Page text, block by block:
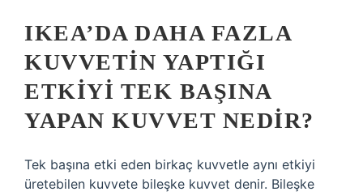
IKEA’DA DAHA FAZLA
KUVVETIN YAPTIĞI
ETKIYI TEK BAŞINA
YAPAN KUVVET NEDIR?
Tek başına etki eden birkaç kuvvetle aynı etkiyi
üretebilen kuvvete bileşke kuvvet denir. Bileşke